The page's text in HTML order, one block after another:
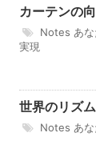
カーテンの
Notes あ
実現
世界のリズ
Notes あ